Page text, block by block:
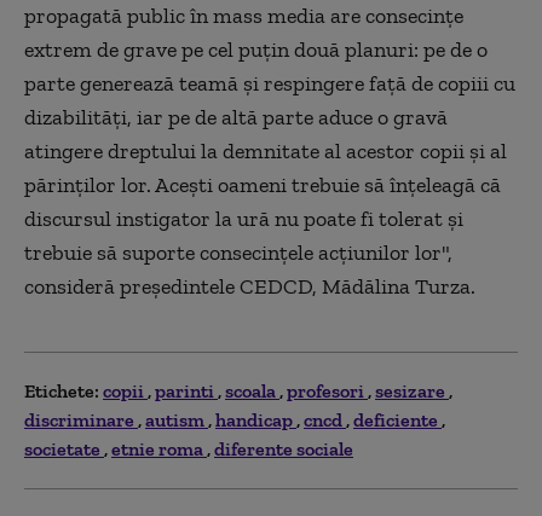
propagată public în mass media are consecinţe
extrem de grave pe cel puţin două planuri: pe de o
parte generează teamă şi respingere faţă de copiii cu
dizabilităţi, iar pe de altă parte aduce o gravă
atingere dreptului la demnitate al acestor copii şi al
părinţilor lor. Aceşti oameni trebuie să înţeleagă că
discursul instigator la ură nu poate fi tolerat şi
trebuie să suporte consecinţele acţiunilor lor",
consideră preşedintele CEDCD, Mădălina Turza.
Etichete: copii parinti scoala profesori sesizare
discriminare autism handicap cncd deficiente
societate etnie roma diferente sociale